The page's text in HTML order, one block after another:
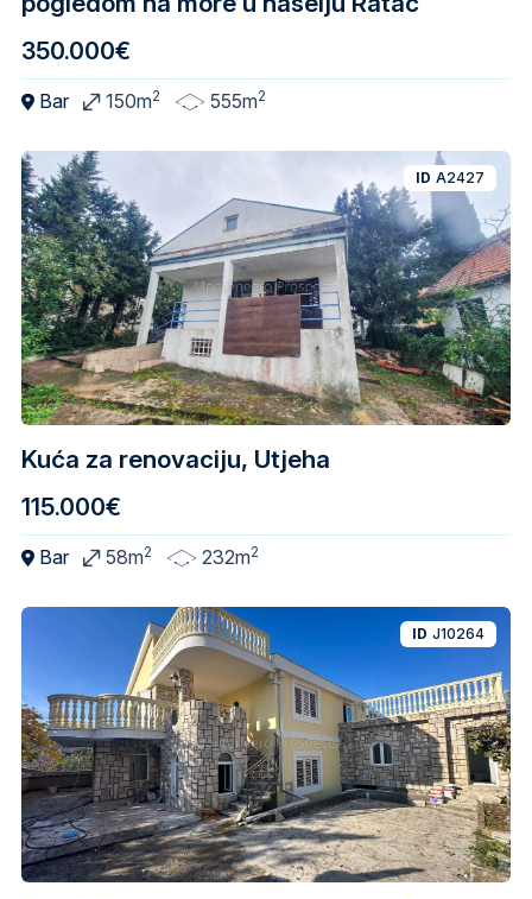
350.000€
Bar 150m2 555m2
Kuća za renovaciju, Utjeha
ID A2427
115.000€
Bar 58m2 232m2
ID J10264